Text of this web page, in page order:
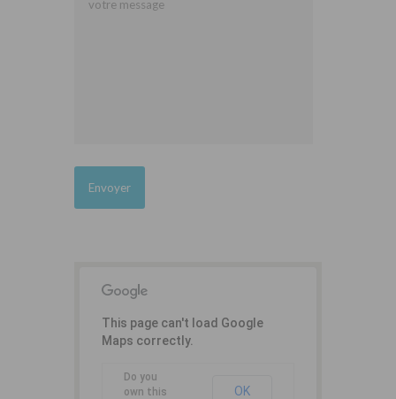
This page can't load Google
Maps correctly.
Do you
own this
OK